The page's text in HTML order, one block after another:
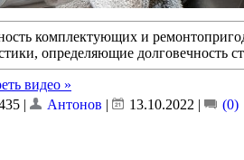
комплектующих и
определяющие долговечность
видео »
| Антонов | 13.10.2022 | (0)